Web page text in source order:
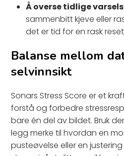
Å overse tidlige
sammenbitt kjeve eller
det er tid for en rask
Balanse mellom
selvinnsikt
Sonars Stress Score er et
forstå og forbedre
bare én del av bildet. Bruk
legg merke til hvordan en
pusteøvelse eller en